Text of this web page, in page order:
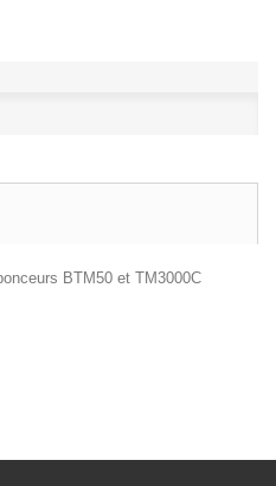
BTM50 et TM3000C